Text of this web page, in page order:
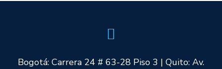
Bogotá: Carrera 24 # 63-28 Piso 3 | Quito: Av.